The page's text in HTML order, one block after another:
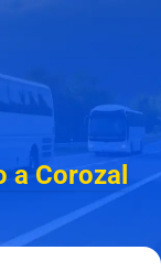
a Corozal